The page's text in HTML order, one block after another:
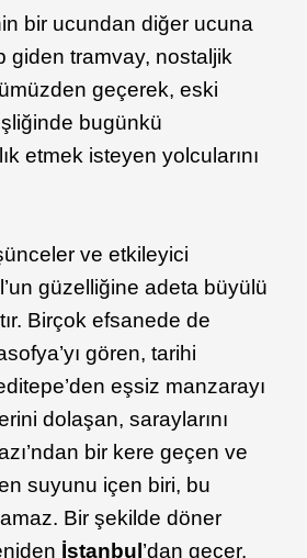
bir ucundan diğer ucuna
giden tramvay, nostaljik
geçerek, eski
bugünkü
etmek isteyen yolcularını
ve etkileyici
güzelliğine adeta büyülü
Birçok efsanede de
gören, tarihi
eşsiz manzarayı
dolaşan, saraylarını
bir kere geçen ve
suyunu içen biri, bu
Bir şekilde döner
İstanbul’dan geçer.